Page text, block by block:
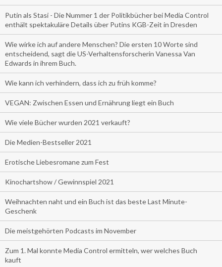
Putin als Stasi - Die Nummer 1 der Politikbücher bei Media Control
enthält spektakuläre Details über Putins KGB-Zeit in Dresden
Wie wirke ich auf andere Menschen? Die ersten 10 Worte sind
entscheidend, sagt die US-Verhaltensforscherin Vanessa Van
Edwards in ihrem Buch.
Wie kann ich verhindern, dass ich zu früh komme?
VEGAN: Zwischen Essen und Ernährung liegt ein Buch
Wie viele Bücher wurden 2021 verkauft?
Die Medien-Bestseller 2021
Erotische Liebesromane zum Fest
Kinochartshow / Gewinnspiel 2021
Weihnachten naht und ein Buch ist das beste Last Minute-
Geschenk
Die meistgehörten Podcasts im November
Zum 1. Mal konnte Media Control ermitteln, wer welches Buch
kauft